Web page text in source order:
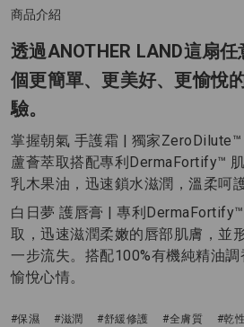
商品介紹
透過ANOTHER LAND這扇
個更簡單、更美好、更愉悅
驗。
掌握朝氣 手護霜 | 獨家
蘆薈萃取搭配專利DermaFortify™
乳木果油，迅速鎖水滋潤，溫柔呵
白日夢 護唇膏 | 專利
取，迅速滋潤柔嫩的唇部肌膚，並
一步流失。搭配100%有機純精油
愉悅心情。
#保濕 #滋潤 #舒緩修護 #全膚質 #乾